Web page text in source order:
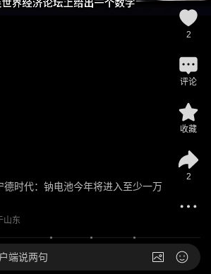
德时代：钠电池今年将进入至少一万
山东
2
评论
收藏
2
端说两句